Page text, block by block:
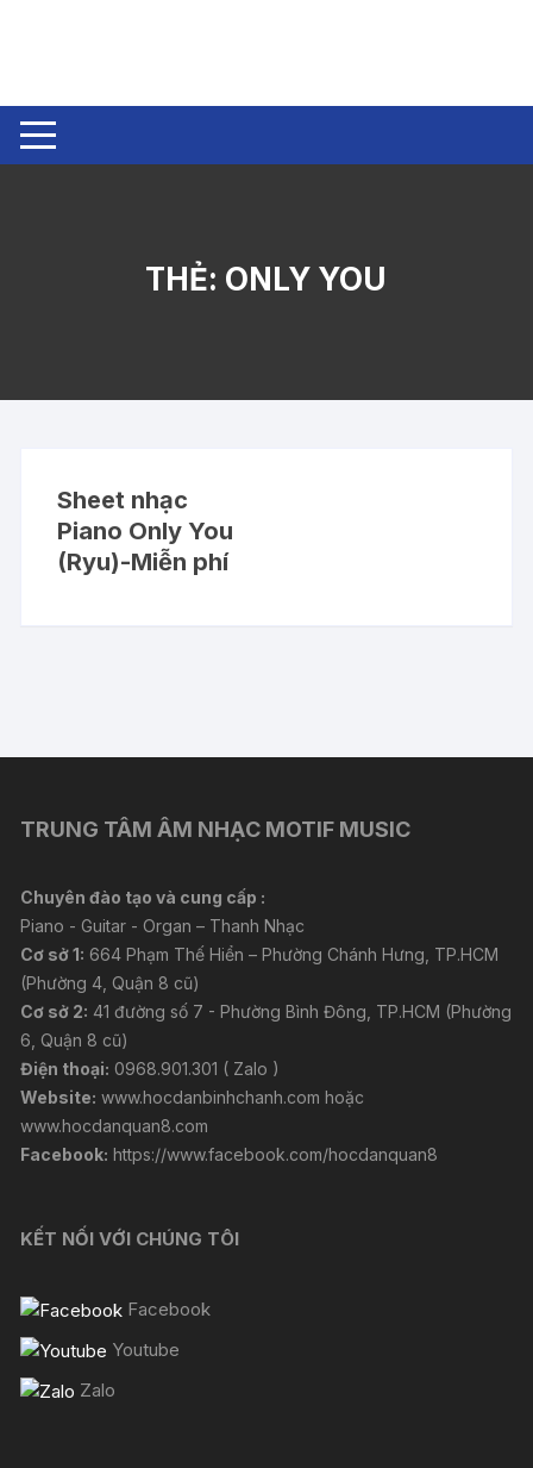
THẺ: ONLY YOU
Sheet nhạc
Piano Only You
(Ryu)-Miễn phí
TRUNG TÂM ÂM NHẠC MOTIF MUSIC
Chuyên đào tạo và cung cấp :
Piano - Guitar - Organ – Thanh Nhạc
Cơ sở 1: 664 Phạm Thế Hiển – Phường Chánh Hưng, TP.HCM
(Phường 4, Quận 8 cũ)
Cơ sở 2: 41 đường số 7 - Phường Bình Đông, TP.HCM (Phường
6, Quận 8 cũ)
Điện thoại: 0968.901.301 ( Zalo )
Website: www.hocdanbinhchanh.com hoặc
www.hocdanquan8.com
Facebook: https://www.facebook.com/hocdanquan8
KẾT NỐI VỚI CHÚNG TÔI
Facebook
Youtube
Zalo